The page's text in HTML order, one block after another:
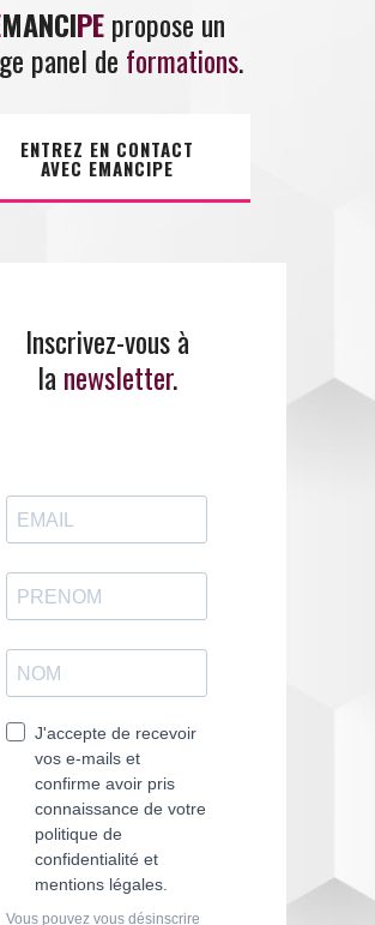
MANCIPEpropose un
panel de formations.
ENTREZ EN CONTACT
AVEC EMANCIPE
Inscrivez-vous à
la newsletter.